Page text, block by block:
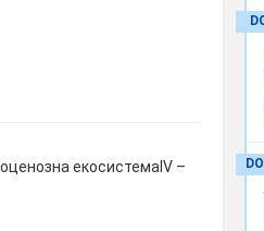
екосистемаІV –